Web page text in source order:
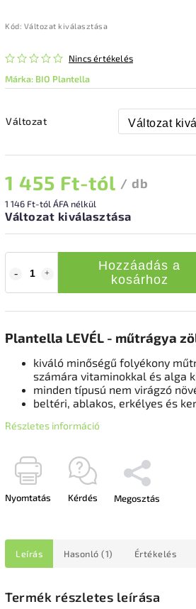
Kód: Változat kiválasztása
Nincs értékelés
Márka: BIO Plantella
Változat
1 455 Ft-tól / db
1 146 Ft-tól ÁFA nélkül
Változat kiválasztása
Hozzáadás a
kosárhoz
Plantella LEVÉL - műtrágya
kiváló minőségű folyékony
számára vitaminokkal és alga
minden típusú nem virágzó
beltéri, ablakos, erkélyes és
Részletes információ
Nyomtatás Kérdés Megosztás
Leírás Hasonló (1) Értékelés
Termék részletes leírása